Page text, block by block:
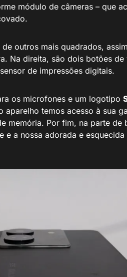
módulo de câmeras – que
outros mais quadrados,
Na direita, são dois botões
de impressões digitais.
os microfones e um logotipo
temos acesso à sua
memória. Por fim, na parte de
e a nossa adorada e